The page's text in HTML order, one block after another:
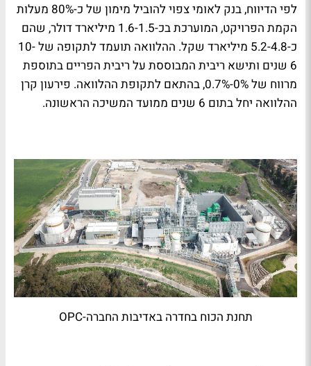
לפי הדיווח, בנק לאומי צפוי להוביל מימון של כ-80% מעלות
הקמת הפרויקט, המוערכת בכ-1.6-1.5 מיליארד דולר, שהם
כ-5.2-4.8 מיליארד שקל. ההלוואה תועמד לתקופה של 10-
6 שנים ותישא ריבית המבוססת על ריבית הפריים בתוספת
מרווח של 0%-0.7%, בהתאם לתקופת ההלוואה. פירעון קרן
ההלוואה יחל בתום 6 שנים ממועד המשיכה הראשונה.
תחנת הכוח בחדרה באדיבות החברה-OPC